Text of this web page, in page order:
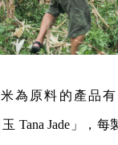
為原料的產品有
Tana Jade」，